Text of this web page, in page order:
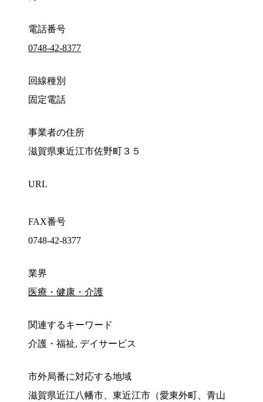
電話番号
0748-42-8377
回線種別
固定電話
事業者の住所
滋賀県東近江市佐野町３５
URL
FAX番号
0748-42-8377
業界
医療・健康・介護
関連するキーワード
介護・福祉, デイサービス
市外局番に対応する地域
滋賀県近江八幡市、東近江市（愛東外町、青山